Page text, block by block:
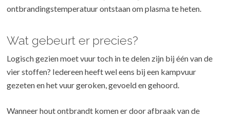
ontbrandingstemperatuur ontstaan om plasma te heten.
Wat gebeurt er precies?
Logisch gezien moet vuur toch in te delen zijn bij één van de
vier stoffen? Iedereen heeft wel eens bij een kampvuur
gezeten en het vuur geroken, gevoeld en gehoord.
Wanneer hout ontbrandt komen er door afbraak van de